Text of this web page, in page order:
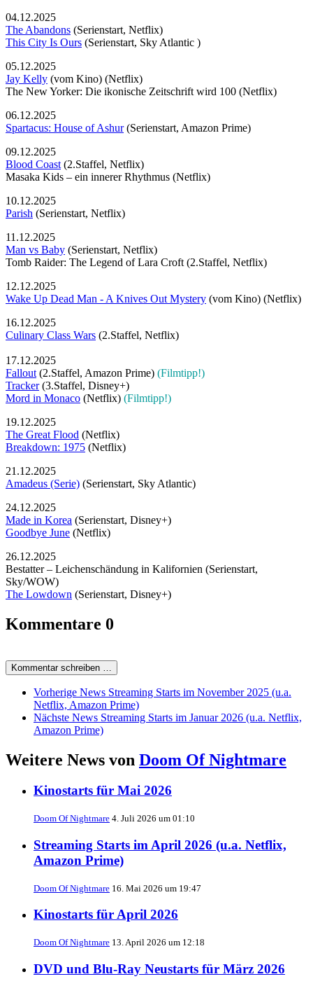
04.12.2025
The Abandons (Serienstart, Netflix)
This City Is Ours (Serienstart, Sky Atlantic )
05.12.2025
Jay Kelly (vom Kino) (Netflix)
The New Yorker: Die ikonische Zeitschrift wird 100 (Netflix)
06.12.2025
Spartacus: House of Ashur(Serienstart, Amazon Prime)
09.12.2025
Blood Coast (2.Staffel, Netflix)
Masaka Kids – ein innerer Rhythmus (Netflix)
10.12.2025
Parish (Serienstart, Netflix)
11.12.2025
Man vs Baby (Serienstart, Netflix)
Tomb Raider: The Legend of Lara Croft (2.Staffel, Netflix)
12.12.2025
Wake Up Dead Man - A Knives Out Mystery (vom Kino) (Netflix)
16.12.2025
Culinary Class Wars (2.Staffel, Netflix)
17.12.2025
Fallout (2.Staffel, Amazon Prime) (Filmtipp!)
Tracker(3.Staffel, Disney+)
Mord in Monaco (Netflix) (Filmtipp!)
19.12.2025
The Great Flood (Netflix)
Breakdown: 1975 (Netflix)
21.12.2025
Amadeus (Serie) (Serienstart, Sky Atlantic)
24.12.2025
Made in Korea (Serienstart, Disney+)
Goodbye June (Netflix)
26.12.2025
Bestatter – Leichenschändung in Kalifornien (Serienstart,
Sky/WOW)
The Lowdown (Serienstart, Disney+)
Kommentare 0
Kommentar schreiben …
Vorherige News Streaming Starts im November 2025 (u.a.
Netflix, Amazon Prime)
Nächste News Streaming Starts im Januar 2026 (u.a. Netflix,
Amazon Prime)
Weitere News von Doom Of Nightmare
Kinostarts für Mai 2026
Doom Of Nightmare 4. Juli 2026 um 01:10
Streaming Starts im April 2026 (u.a. Netflix,
Amazon Prime)
Doom Of Nightmare 16. Mai 2026 um 19:47
Kinostarts für April 2026
Doom Of Nightmare 13. April 2026 um 12:18
DVD und Blu-Ray Neustarts für März 2026